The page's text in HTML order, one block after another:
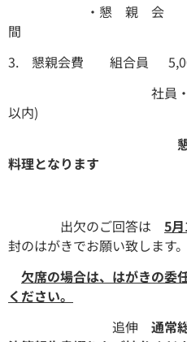
・懇 親 会 3
間
3. 懇親会費 組合員
社員・家族 1名
以内)
料理となります
出欠のご回答は 5
封のはがきでお願い致し
欠席の場合は、はがきの委
ください。
追伸 通常